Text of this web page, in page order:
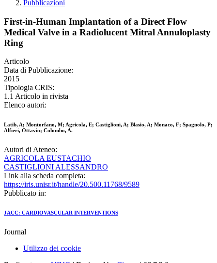
Pubblicazioni
First-in-Human Implantation of a Direct Flow
Medical Valve in a Radiolucent Mitral Annuloplasty
Ring
Articolo
Data di Pubblicazione:
2015
Tipologia CRIS:
1.1 Articolo in rivista
Elenco autori:
Latib, A; Montorfano, M; Agricola, E; Castiglioni, A; Blasio, A; Monaco, F; Spagnolo, P;
Alfieri, Ottavio; Colombo, A.
Autori di Ateneo:
AGRICOLA EUSTACHIO
CASTIGLIONI ALESSANDRO
Link alla scheda completa:
https://iris.unisr.it/handle/20.500.11768/9589
Pubblicato in:
JACC: CARDIOVASCULAR INTERVENTIONS
Journal
Utilizzo dei cookie